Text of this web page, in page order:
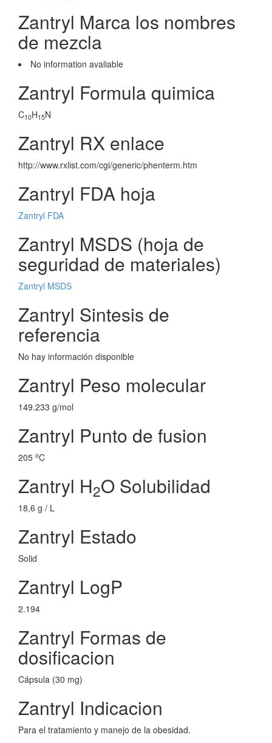
Zantryl Marca los nombres
de mezcla
No information avaliable
Zantryl Formula quimica
C10H15N
Zantryl RX enlace
http://www.rxlist.com/cgi/generic/phenterm.htm
Zantryl FDA hoja
Zantryl FDA
Zantryl MSDS (hoja de
seguridad de materiales)
Zantryl MSDS
Zantryl Sintesis de
referencia
No hay información disponible
Zantryl Peso molecular
149.233 g/mol
Zantryl Punto de fusion
205 oC
Zantryl H2O Solubilidad
18,6 g / L
Zantryl Estado
Solid
Zantryl LogP
2.194
Zantryl Formas de
dosificacion
Cápsula (30 mg)
Zantryl Indicacion
Para el tratamiento y manejo de la obesidad.